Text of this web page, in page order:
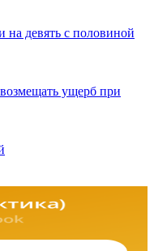
на девять с половиной
ущерб при